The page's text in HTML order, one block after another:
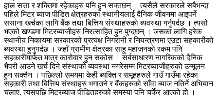
हाल सत्ता र शक्तिमा रहेकाहरु पनि हुन सक्तछन् । त्यसैले सरकारले सबैभन्दा
पहिले मिटर ब्याज पीडित क्षेत्रहरुका स्थानीयलाई दैनिक जीवनमा आइपर्ने
ससाना खर्चका लागि बैंक तथा बित्तिय संस्थाहरुको ब्यवस्था गर्नुपर्दछ । त्यसो
भएको खण्डमा मिटरब्याजीहरु निरत्साहित हुन पुग्दछन् । जसका लागि हरेक
स्थानीय निकायमा सरकारको प्रत्यक्ष निगरानी र नियन्त्रणमा एउटा सहकारीको
ब्यवस्था हुनुपर्दछ । जहाँ ग्रामीण क्षेत्रका साहु महाजनको रकम पनि
सहकारीमार्फत मात्र कारोवार हुन सकोस । सर्बसाधारण नागरिकको दैनिक
भैपरी आउने खर्च दिने संस्थाको ब्यवस्था नगरेसम्म मिटरब्याजीहरुको उन्मूलन
हुन सक्तैन । पछिल्लो समयमा केही ब्यक्ति र समूहहरुले गाउँ गाउँमा रहेका
सहकारी तथा बित्तिय संस्थाहरु भगाउने र बैंकहरुको साँवा ब्याज नतिर्ने अभियान
चलाए, त्यसपछि मिटरब्याज पीडितहरुको समस्या पनि चर्केर आएको हो ।